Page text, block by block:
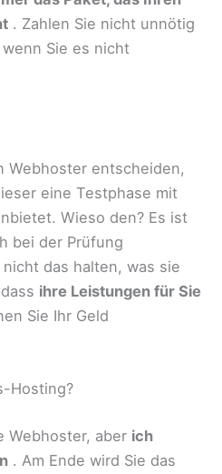
. Zahlen Sie nicht unnötig
Sie es nicht
Webhoster entscheiden,
eine Testphase mit
Wieso den? Es ist
bei der Prüfung
das halten, was sie
ihre Leistungen für Sie
Sie Ihr Geld
Hosting?
Webhoster, aber ich
. Am Ende wird Sie das